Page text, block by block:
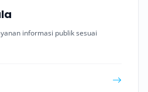
informasi publik sesuai